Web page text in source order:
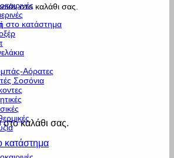
στο καλάθι σας.
στο κατάστημα
καλάθι σας.
κατάστημα
Αόρατες
Σοσόνια